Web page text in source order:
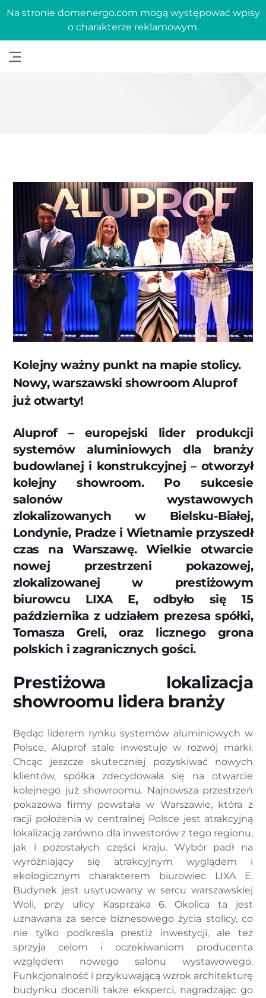
Na stronie domenergo.com mogą występować wpisy
o charakterze reklamowym.
Kolejny ważny punkt na mapie stolicy.
Nowy, warszawski showroom Aluprof
już otwarty!
Aluprof – europejski lider produkcji
systemów aluminiowych dla branży
budowlanej i konstrukcyjnej – otworzył
kolejny showroom. Po sukcesie
salonów wystawowych
zlokalizowanych w Bielsku-Białej,
Londynie, Pradze i Wietnamie przyszedł
czas na Warszawę. Wielkie otwarcie
nowej przestrzeni pokazowej,
zlokalizowanej w prestiżowym
biurowcu LIXA E, odbyło się 15
października z udziałem prezesa spółki,
Tomasza Greli, oraz licznego grona
polskich i zagranicznych gości.
Prestiżowa lokalizacja
showroomu lidera branży
Będąc liderem rynku systemów aluminiowych w
Polsce, Aluprof stale inwestuje w rozwój marki.
Chcąc jeszcze skuteczniej pozyskiwać nowych
klientów, spółka zdecydowała się na otwarcie
kolejnego już showroomu. Najnowsza przestrzeń
pokazowa firmy powstała w Warszawie, która z
racji położenia w centralnej Polsce jest atrakcyjną
lokalizacją zarówno dla inwestorów z tego regionu,
jak i pozostałych części kraju. Wybór padł na
wyróżniający się atrakcyjnym wyglądem i
ekologicznym charakterem biurowiec LIXA E.
Budynek jest usytuowany w sercu warszawskiej
Woli, przy ulicy Kasprzaka 6. Okolica ta jest
uznawana za serce biznesowego życia stolicy, co
nie tylko podkreśla prestiż inwestycji, ale też
sprzyja celom i oczekiwaniom producenta
względem nowego salonu wystawowego.
Funkcjonalność i przykuwającą wzrok architekturę
budynku docenili także eksperci, nagradzając go